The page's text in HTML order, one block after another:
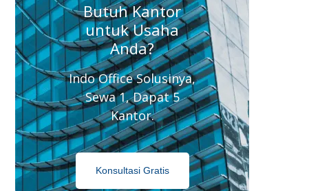
Butuh Kantor
untuk Usaha
Anda?
Indo Office Solusinya,
Sewa 1, Dapat 5
Kantor.
Konsultasi Gratis